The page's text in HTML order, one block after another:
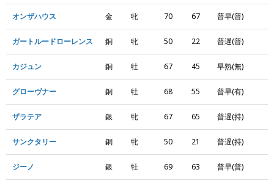
オンザハウス 金 牝 70 67 普早(普)
ガートルードローレンス 銅 牝 50 22 普遅(普)
カジュン 銅 牡 67 45 早熟(無)
グローヴナー 銅 牡 68 55 普早(有)
ザラテア 銀 牝 67 65 普遅(持)
サンクタリー 銅 牝 50 21 普遅(持)
ジーノ 銀 牡 69 63 普早(普)